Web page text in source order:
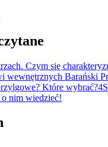
Czym się
wewnętrznych Barański
Które wybrać?4
nim wiedzieć!